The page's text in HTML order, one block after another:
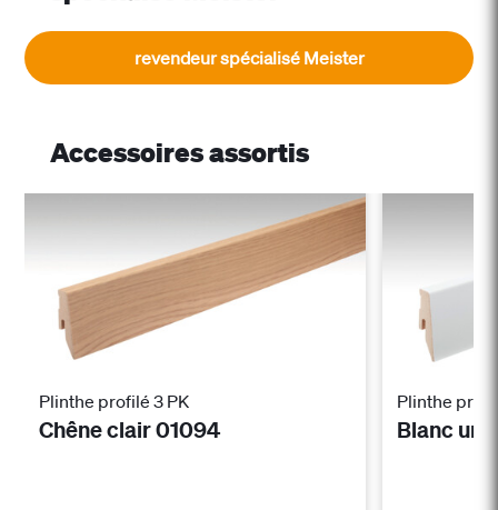
revendeur spécialisé Meister
Accessoires assortis
Plinthe profilé 3 PK
Chêne clair 01094
Plinthe
Blanc uni